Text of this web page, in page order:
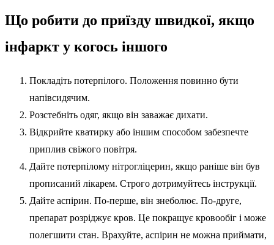
Що робити до приїзду швидкої, якщо
інфаркт у когось іншого
Покладіть потерпілого. Положення повинно бути
напівсидячим.
Розстебніть одяг, якщо він заважає дихати.
Відкрийте кватирку або іншим способом забезпечте
приплив свіжого повітря.
Дайте потерпілому нітрогліцерин, якщо раніше він був
прописаний лікарем. Строго дотримуйтесь інструкції.
Дайте аспірин. По-перше, він знеболює. По-друге,
препарат розріджує кров. Це покращує кровообіг і може
полегшити стан. Врахуйте, аспірин не можна приймати,